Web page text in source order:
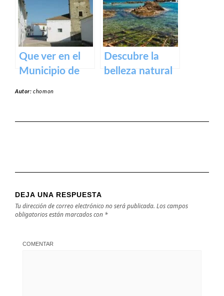
y actividades al
aire libre
Que ver en el
Municipio de
Descubre la
belleza natural
Autor:chomon
DEJA UNA RESPUESTA
Tu dirección de correo electrónico no será publicada. Los campos
obligatorios están marcados con *
COMENTAR